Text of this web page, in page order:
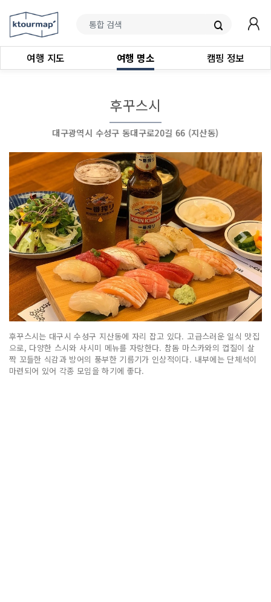
여행 지도 여행 명소 캠핑 정보
후꾸스시
대구광역시 수성구 동대구로20길 66 (지산동)
후꾸스시는 대구시 수성구 지산동에 자리 잡고 있다. 고급스러운 일식 맛집
으로, 다양한 스시와 사시미 메뉴를 자랑한다. 참돔 마스카와의 껍질이 살
짝 꼬들한 식감과 방어의 풍부한 기름기가 인상적이다. 내부에는 단체석이
마련되어 있어 각종 모임을 하기에 좋다.